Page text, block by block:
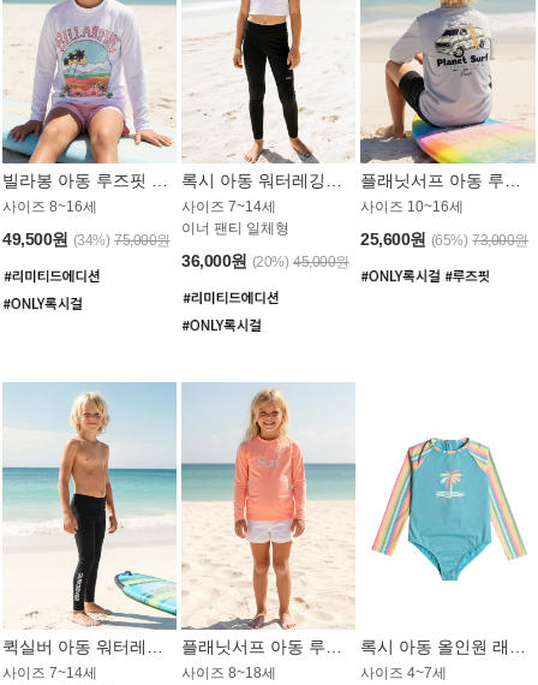
사이즈 8~16세
49,500원 (34%) 75,000원
사이즈 7~14세
이너 팬티 일체형
36,000원 (20%) 45,000원
사이즈 10~16세
25,600원 (65%) 73,000원
사이즈 7~14세
사이즈 8~18세 사이즈 4~7세